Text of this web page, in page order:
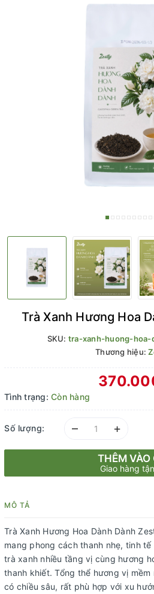
Trà Xanh Hương Hoa
SKU: tra-xanh-huong-
Thương hiệu:
Tình trạng: Còn hàng
Số lượng: – +
THÊM VÀO
Giao hàng
MÔ TẢ
Trà Xanh Hương Hoa Dành Dành
mang phong cách thanh nhẹ, tinh
trà xanh nhiều tầng vị cùng hương
thanh khiết. Tổng thể hương vị
có chiều sâu, rất phù hợp với xu